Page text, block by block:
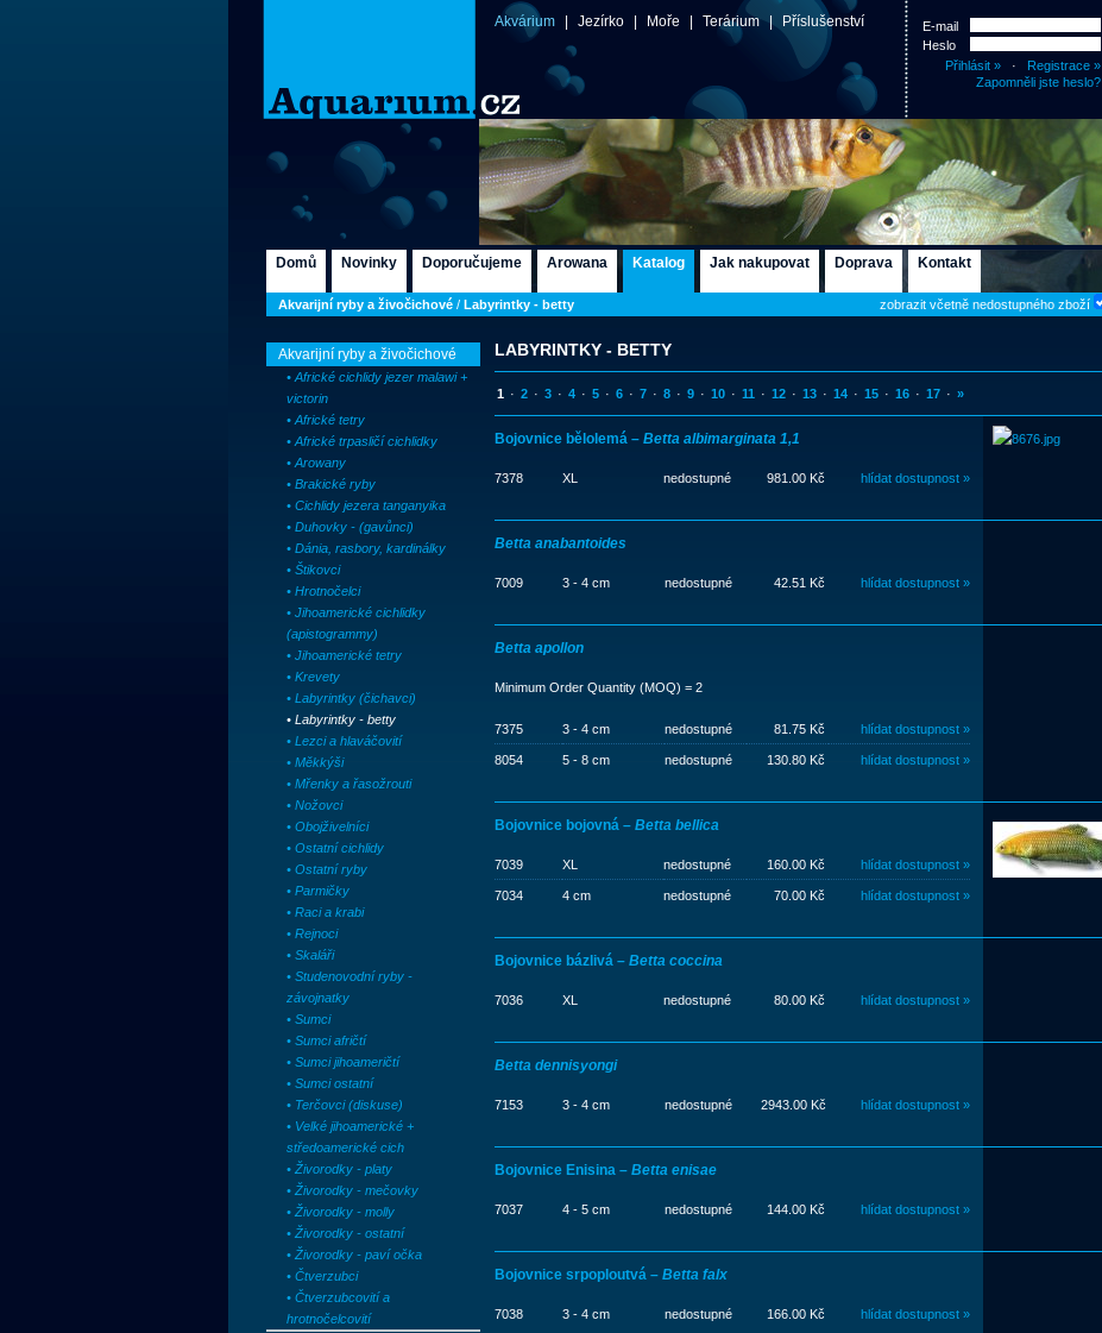
Akvárium Jezírko Moře Terárium | Příslušenství
E-mail
Heslo
· Registrace »
Zapomněli jste heslo?
Domů Novinky Doporučujeme Arowana Katalog Jak nakupovat Doprava Kontakt
zobrazit včetně nedostupného zboží
Akvarijní ryby a živočichové / Labyrintky - betty
Akvarijní ryby a živočichové
• Africké cichlidy jezer malawi +
victorin
• Africké tetry
• Africké trpasličí cichlidky
• Arowany
• Brakické ryby
• Cichlidy jezera tanganyika
• Duhovky - (gavůnci)
• Dánia, rasbory, kardinálky
• Štikovci
• Hrotnočelci
• Jihoamerické cichlidky
(apistogrammy)
• Jihoamerické tetry
• Krevety
• Labyrintky (čichavci)
• Labyrintky - betty
• Lezci a hlaváčovití
• Měkkýši
• Mřenky a řasožrouti
• Nožovci
• Obojživelníci
• Ostatní cichlidy
• Ostatní ryby
• Parmičky
• Raci a krabi
• Rejnoci
• Skaláři
• Studenovodní ryby -
závojnatky
• Sumci
• Sumci afričtí
• Sumci jihoameričtí
• Sumci ostatní
• Terčovci (diskuse)
• Velké jihoamerické +
středoamerické cich
• Živorodky - platy
• Živorodky - mečovky
• Živorodky - molly
• Živorodky - ostatní
• Živorodky - paví očka
• Čtverzubci
• Čtverzubcovití a
hrotnočelcovití
LABYRINTKY - BETTY
1 · 2 · 3 · 4 · 5 · 6 · 7 · 8 · 9 · 10 · 11 · 12 · 13 · 14 · 15 · 16 · 17 · »
Bojovnice bělolemá – Betta albimarginata 1,1
7378 XL nedostupné 981.00 Kč hlídat dostupnost »
Betta anabantoides
7009 3 - 4 cm nedostupné 42.51 Kč hlídat dostupnost »
Betta apollon
Minimum Order Quantity (MOQ) = 2
7375 3 - 4 cm nedostupné 81.75 Kč hlídat dostupnost »
8054 5 - 8 cm nedostupné 130.80 Kč hlídat dostupnost »
Bojovnice bojovná – Betta bellica
7039 XL nedostupné 160.00 Kč hlídat dostupnost »
7034 4 cm nedostupné 70.00 Kč hlídat dostupnost »
Bojovnice bázlivá – Betta coccina
7036 XL nedostupné 80.00 Kč hlídat dostupnost »
Betta dennisyongi
7153 3 - 4 cm nedostupné 2943.00 Kč hlídat dostupnost »
Bojovnice Enisina – Betta enisae
7037 4 - 5 cm nedostupné 144.00 Kč hlídat dostupnost »
Bojovnice srpoploutvá – Betta falx
7038 3 - 4 cm nedostupné 166.00 Kč hlídat dostupnost »